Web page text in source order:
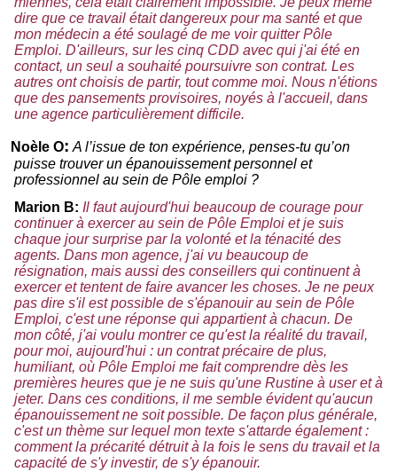
dire que ce travail était dangereux pour ma santé et que
mon médecin a été soulagé de me voir quitter Pôle
Emploi. D'ailleurs, sur les cinq CDD avec qui j'ai été en
contact, un seul a souhaité poursuivre son contrat. Les
autres ont choisis de partir, tout comme moi. Nous n'étions
que des pansements provisoires, noyés à l'accueil, dans
une agence particulièrement difficile.
Noèle O: A l’issue de ton expérience, penses-tu qu’on
puisse trouver un épanouissement personnel et
professionnel au sein de Pôle emploi ?
Marion B: Il faut aujourd'hui beaucoup de courage pour
continuer à exercer au sein de Pôle Emploi et je suis
chaque jour surprise par la volonté et la ténacité des
agents. Dans mon agence, j'ai vu beaucoup de
résignation, mais aussi des conseillers qui continuent à
exercer et tentent de faire avancer les choses. Je ne peux
pas dire s'il est possible de s'épanouir au sein de Pôle
Emploi, c'est une réponse qui appartient à chacun. De
mon côté, j'ai voulu montrer ce qu'est la réalité du travail,
pour moi, aujourd'hui : un contrat précaire de plus,
humiliant, où Pôle Emploi me fait comprendre dès les
premières heures que je ne suis qu'une Rustine à user et à
jeter. Dans ces conditions, il me semble évident qu'aucun
épanouissement ne soit possible. De façon plus générale,
c'est un thème sur lequel mon texte s'attarde également :
comment la précarité détruit à la fois le sens du travail et la
capacité de s'y investir, de s'y épanouir.